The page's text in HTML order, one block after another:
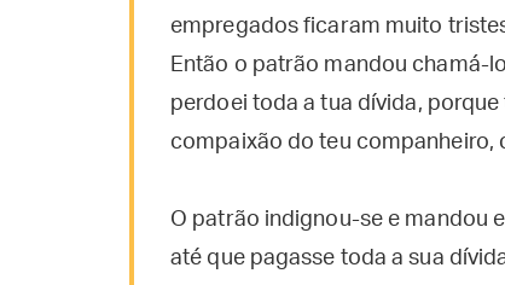
empregados ficaram muito
Então o patrão mandou chamá-
perdoei toda a tua dívida,
compaixão do teu companheiro,
O patrão indignou-se e mandou
até que pagasse toda a sua